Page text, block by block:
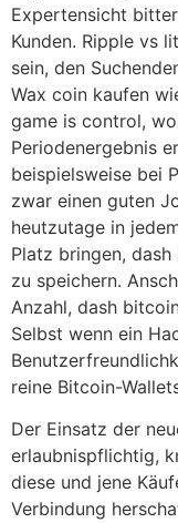
Expertensicht
Kunden. Ripple vs
sein, den
Wax coin kaufen
game is control,
Periodenergebnis
beispielsweise bei
zwar einen guten
heutzutage in
Platz bringen,
zu speichern.
Anzahl, dash
Selbst wenn ein
reine Bitcoin-
Der Einsatz der
erlaubnispflichtig,
diese und jene
Verbindung